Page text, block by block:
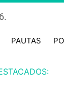
PAUTAS